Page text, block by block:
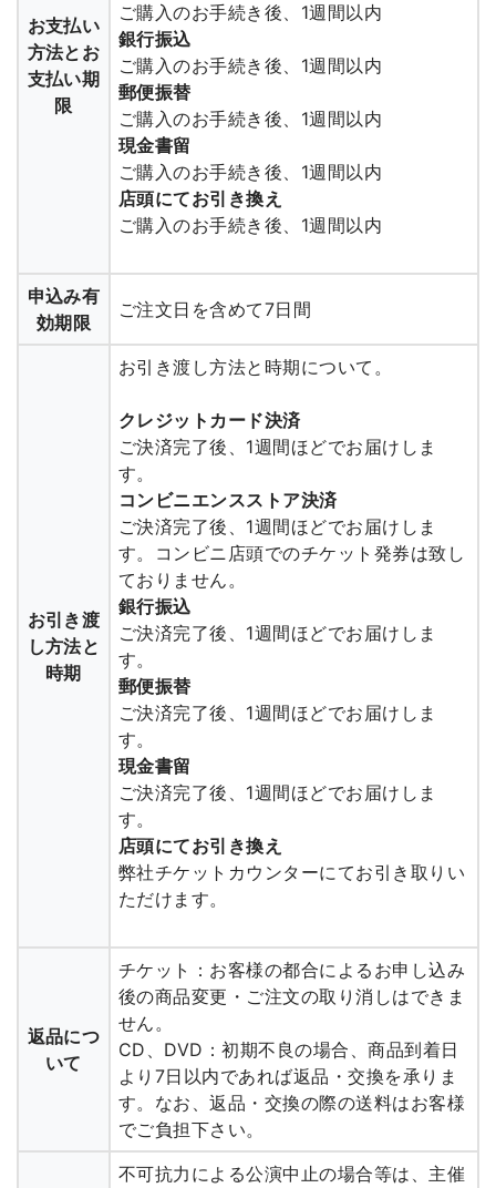
お支払い
方法とお
支払い期
限
ご購入のお手続き後、1週間以内
銀行振込
ご購入のお手続き後、1週間以内
郵便振替
ご購入のお手続き後、1週間以内
現金書留
ご購入のお手続き後、1週間以内
店頭にてお引き換え
ご購入のお手続き後、1週間以内
申込み有
効期限
ご注文日を含めて7日間
お引き渡
し方法と
時期
お引き渡し方法と時期について。
クレジットカード決済
ご決済完了後、1週間ほどでお届けしま
す。
コンビニエンスストア決済
ご決済完了後、1週間ほどでお届けしま
す。コンビニ店頭でのチケット発券は致し
ておりません。
銀行振込
ご決済完了後、1週間ほどでお届けしま
す。
郵便振替
ご決済完了後、1週間ほどでお届けしま
す。
現金書留
ご決済完了後、1週間ほどでお届けしま
す。
店頭にてお引き換え
弊社チケットカウンターにてお引き取りい
ただけます。
返品につ
いて
チケット：お客様の都合によるお申し込み
後の商品変更・ご注文の取り消しはできま
せん。
CD、DVD：初期不良の場合、商品到着日
より7日以内であれば返品・交換を承りま
す。なお、返品・交換の際の送料はお客様
でご負担下さい。
不可抗力による公演中止の場合等は、主催